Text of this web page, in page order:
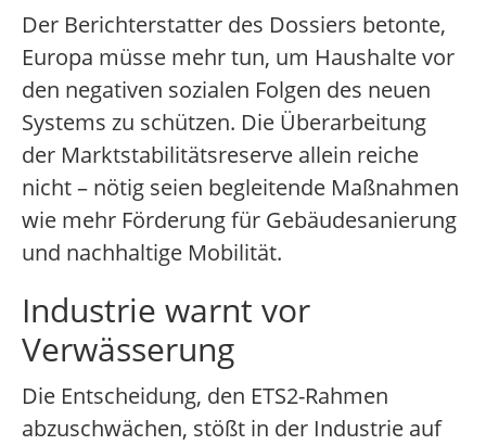
Der Berichterstatter des Dossiers betonte,
Europa müsse mehr tun, um Haushalte vor
den negativen sozialen Folgen des neuen
Systems zu schützen. Die Überarbeitung
der Marktstabilitätsreserve allein reiche
nicht – nötig seien begleitende Maßnahmen
wie mehr Förderung für Gebäudesanierung
und nachhaltige Mobilität.
Industrie warnt vor
Verwässerung
Die Entscheidung, den ETS2-Rahmen
abzuschwächen, stößt in der Industrie auf